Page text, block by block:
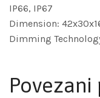
IP66, IP67
Dimension:
Dimming